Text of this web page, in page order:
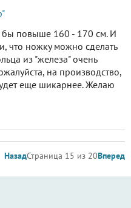
бы повыше 160 - 170 см. И
что ножку можно сделать
из "железа" очень
на производство,
еще шикарнее. Желаю
НазадСтраница 15 из 20Вперед